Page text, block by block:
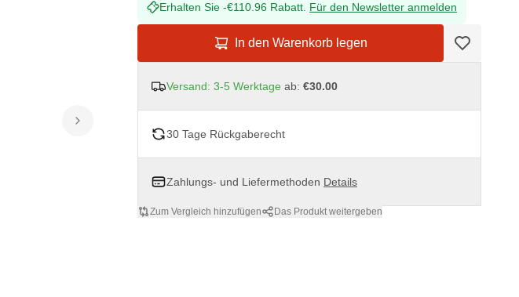
Erhalten Sie -€110.96 Rabatt. Für den Newsletter anmelden
In den Warenkorb legen
Versand: 3-5 Werktage ab: €30.00
30 Tage Rückgaberecht
Zahlungs- und Liefermethoden Details
Zum Vergleich hinzufügen Das Produkt weitergeben